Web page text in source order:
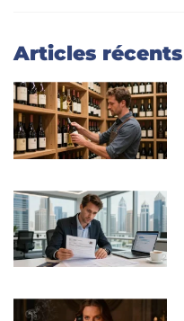
Articles récents